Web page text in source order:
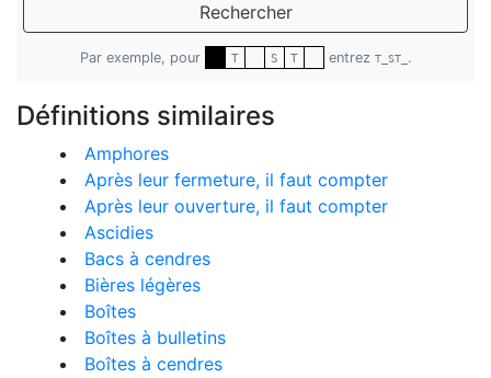
Rechercher
Par exemple, pour T S T entrez T_ST_ .
Définitions similaires
Amphores
Après leur fermeture, il faut compter
Après leur ouverture, il faut compter
Ascidies
Bacs à cendres
Bières légères
Boîtes
Boîtes à bulletins
Boîtes à cendres